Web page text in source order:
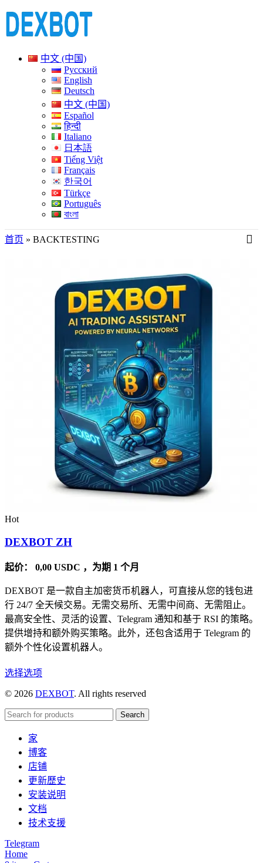
中文 (中国)
Русский
English
Deutsch
中文 (中国)
Español
हिन्दी
Italiano
日本語
Tiếng Việt
Français
한국어
Türkçe
Português
বাংলা
首页 » BACKTESTING
Hot
DEXBOT ZH
起价： 0,00 USDC ，为期 1 个月
DEXBOT 是一款自主加密货币机器人，可直接从您的钱包进
行 24/7 全天候交易。无需交易所、无需中间商、无需阻止。
最高安全性、灵活的设置、Telegram 通知和基于 RSI 的策略。
提供增持和额外购买策略。此外，还包含适用于 Telegram 的
额外个性化设置机器人。
选择选项本
品
有
变
体。
可
在
产
品
© 2026 DEXBOT. All rights reserved
Search
家
博客
店铺
更新歷史
安装说明
文档
技术支援
Telegram
Home